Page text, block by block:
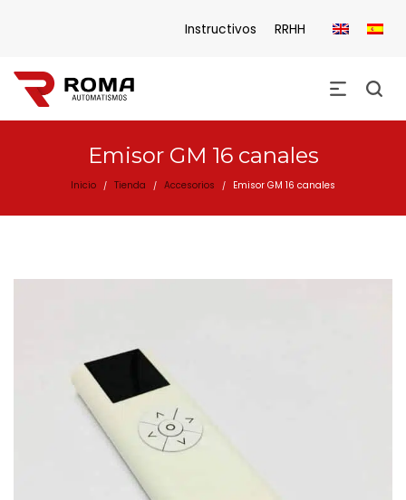
Instructivos RRHH
Emisor GM 16 canales
Inicio / Tienda / Accesorios / Emisor GM 16 canales